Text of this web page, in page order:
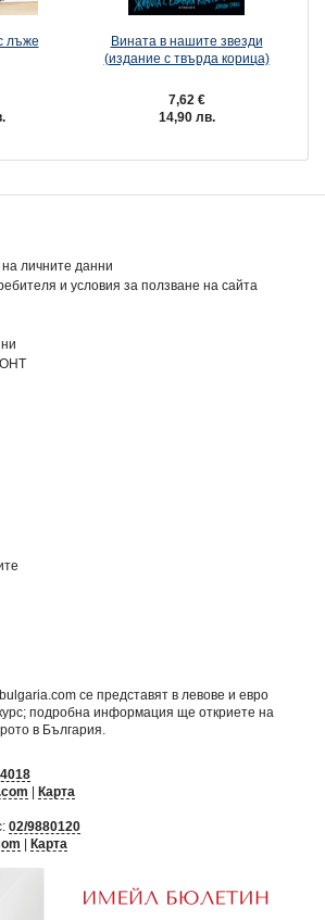
лъже
Вината в нашите звезди
(издание с твърда корица)
7,62 €
14,90 лв.
личните данни
и условия за ползване на сайта
се представят в левове и евро
подробна информация ще откриете на
в България
| Карта
02/9880120
| Карта